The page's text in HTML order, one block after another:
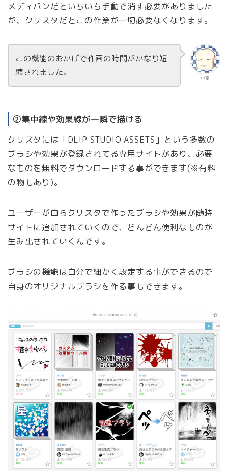
メディバンだといちいち手動で消す必要がありました
が、クリスタだとこの作業が一切必要なくなります。
小麦
この機能のおかげで作画の時間がかなり短
縮されました。
②集中線や効果線が一瞬で描ける
クリスタには「DLIP STUDIO ASSETS」という多数の
ブラシや効果が登録されてる専用サイトがあり、必要
なものを無料でダウンロードする事ができます(※有料
の物もあり)。
ユーザーが自らクリスタで作ったブラシや効果が随時
サイトに追加されていくので、どんどん便利なものが
生み出されていくんです。
ブラシの機能は自分で細かく設定する事ができるので
自身のオリジナルブラシを作る事もできます。